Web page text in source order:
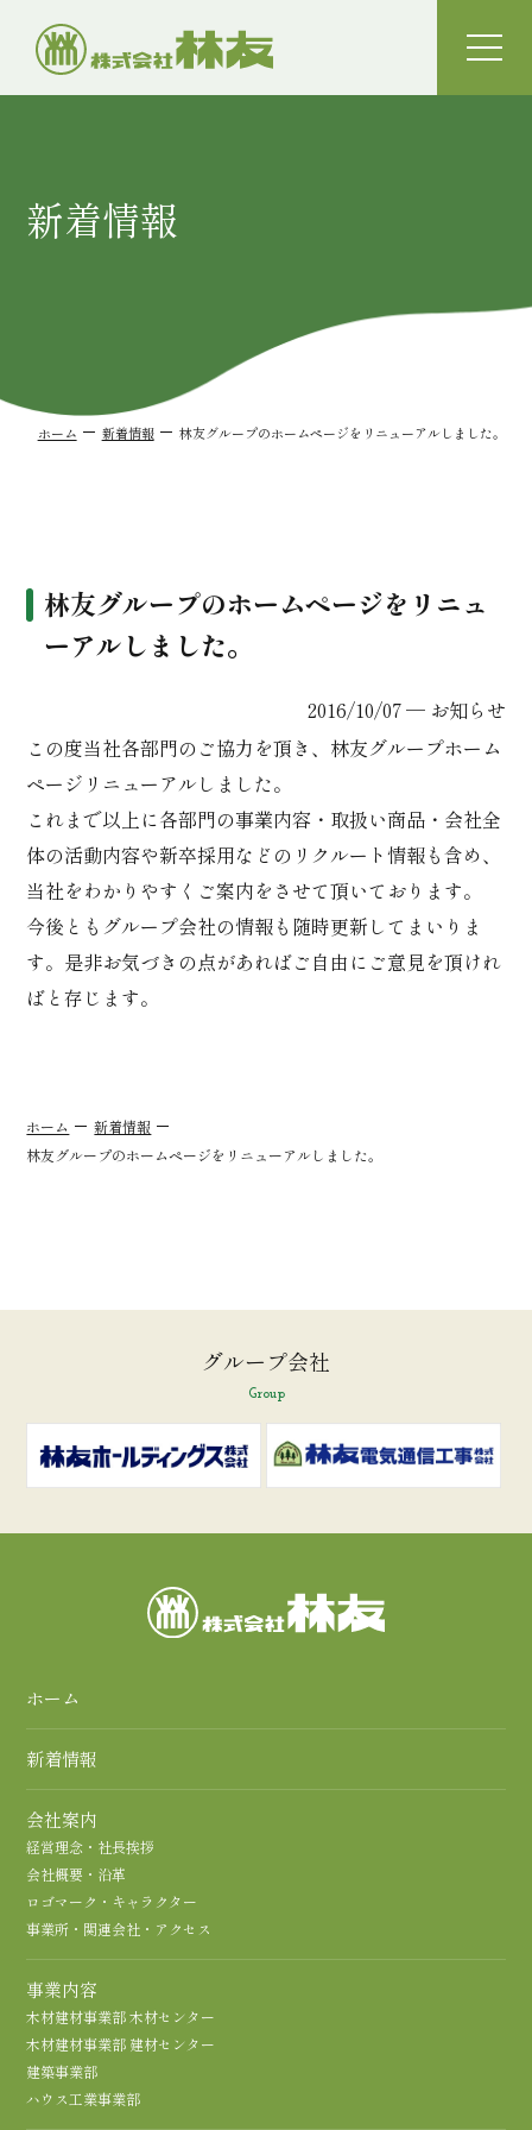
toggle
新着情報
ホーム 新着情報 林友グループのホームページをリニューアルしました。
林友グループのホームページをリニュ
ーアルしました。
2016/10/07 ─ お知らせ
この度当社各部門のご協力を頂き、林友グループホーム
ページリニューアルしました。
これまで以上に各部門の事業内容・取扱い商品・会社全
体の活動内容や新卒採用などのリクルート情報も含め、
当社をわかりやすくご案内をさせて頂いております。
今後ともグループ会社の情報も随時更新してまいりま
す。是非お気づきの点があればご自由にご意見を頂けれ
ばと存じます。
ホーム
新着情報
林友グループのホームページをリニューアルしました。
グループ会社
Group
ホーム
新着情報
会社案内
経営理念・社長挨拶
会社概要・沿革
ロゴマーク・キャラクター
事業所・関連会社・アクセス
事業内容
木材建材事業部 木材センター
木材建材事業部 建材センター
建築事業部
ハウス工業事業部